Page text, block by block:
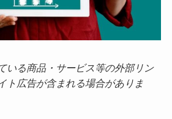
いる商品・サービス等の外部リン
ト広告が含まれる場合がありま